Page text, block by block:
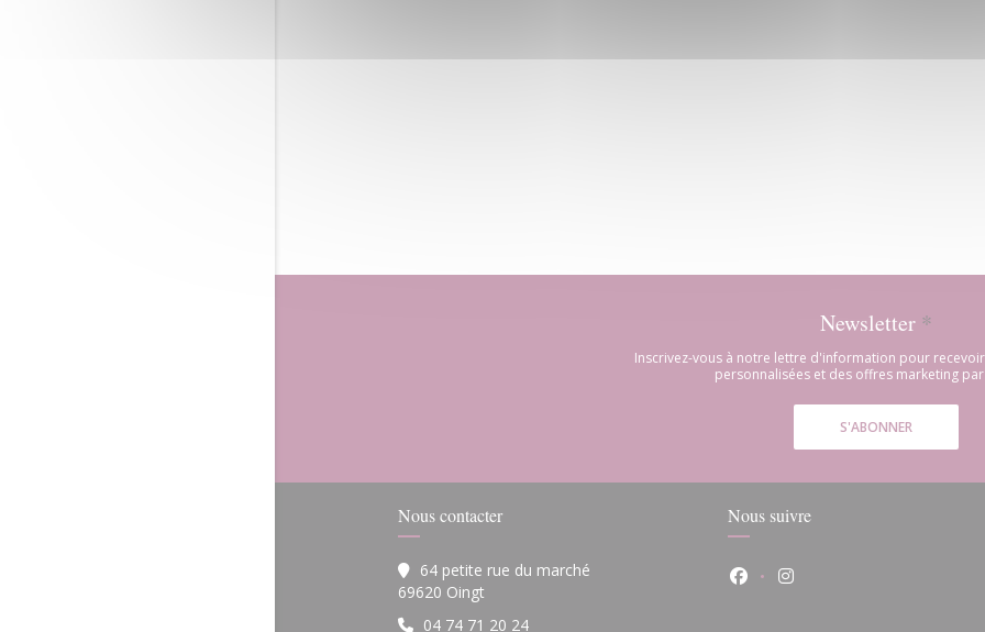
Newsletter *
Inscrivez-vous à notre lettre d'information pour
personnalisées et des offres marketing
S'ABONNER
Nous contacter
64 petite rue du marché
69620 Oingt
04 74 71 20 24
Nous suivre
Facebook ((ouvre une
Instagram ((ouvre une